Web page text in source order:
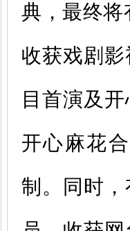
典，最终将
收获戏剧
目首演及
开心麻花
制。同时